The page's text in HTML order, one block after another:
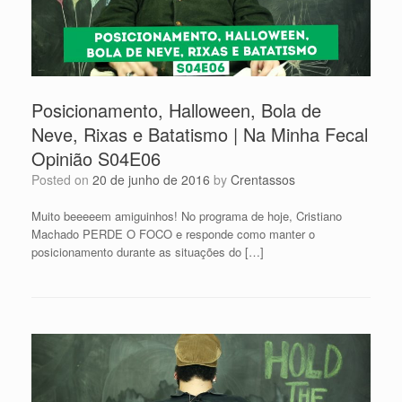
Posicionamento, Halloween, Bola de
Neve, Rixas e Batatismo | Na Minha Fecal
Opinião S04E06
Posted on 20 de junho de 2016 by Crentassos
Muito beeeeem amiguinhos! No programa de hoje, Cristiano
Machado PERDE O FOCO e responde como manter o
posicionamento durante as situações do […]